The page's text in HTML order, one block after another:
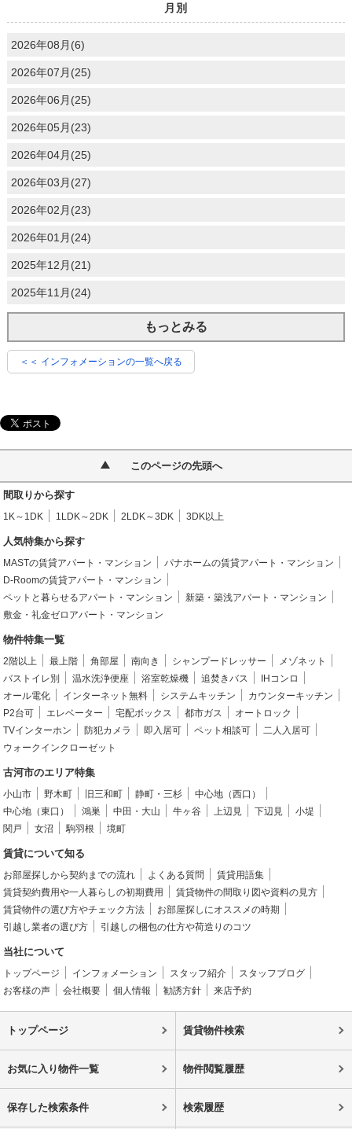
月別
2026年08月(6)
2026年07月(25)
2026年06月(25)
2026年05月(23)
2026年04月(25)
2026年03月(27)
2026年02月(23)
2026年01月(24)
2025年12月(21)
2025年11月(24)
もっとみる
＜＜ インフォメーションの一覧へ戻る
このページの先頭へ
間取りから探す
1K～1DK 1LDK～2DK 2LDK～3DK 3DK以上
人気特集から探す
MASTの賃貸アパート・マンション
パナホームの賃貸アパート・マンション
D-Roomの賃貸アパート・マンション
ペットと暮らせるアパート・マンション
新築・築浅アパート・マンション
敷金・礼金ゼロアパート・マンション
物件特集一覧
2階以上 最上階 角部屋 南向き シャンプードレッサー
メゾネット
バストイレ別
温水洗浄便座 浴室乾燥機 追焚きバス
IHコンロ
オール電化
インターネット無料 システムキッチン
カウンターキッチン
P2台可
エレベーター 宅配ボックス 都市ガス
オートロック
TVインターホン
防犯カメラ 即入居可 ペット相談可
二人入居可
ウォークインクローゼット
古河市のエリア特集
小山市 野木町 旧三和町 静町・三杉
中心地（西口）
中心地（東口）
鴻巣 中田・大山 牛ヶ谷 上辺見 下辺見
小堤
関戸
女沼 駒羽根 境町
賃貸について知る
お部屋探しから契約までの流れ よくある質問
賃貸用語集
賃貸契約費用や一人暮らしの初期費用
賃貸物件の間取り図や資料の見方
賃貸物件の選び方やチェック方法
お部屋探しにオススメの時期
引越し業者の選び方
引越しの梱包の仕方や荷造りのコツ
当社について
トップページ インフォメーション スタッフ紹介
スタッフブログ
お客様の声
会社概要 個人情報 勧誘方針 来店予約
トップページ 賃貸物件検索
お気に入り物件一覧 物件閲覧履歴
保存した検索条件 検索履歴